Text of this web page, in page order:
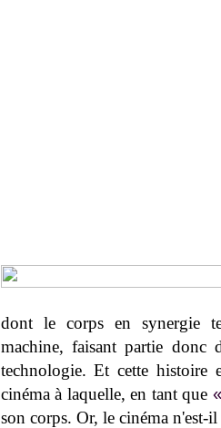
dont le corps en synergie
machine, faisant partie
technologie. Et cette histoire
cinéma à laquelle, en tant que
son corps. Or, le cinéma n'est-